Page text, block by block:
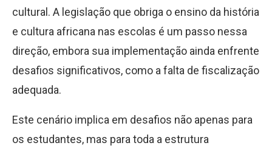
cultural. A legislação que obriga o ensino da história
e cultura africana nas escolas é um passo nessa
direção, embora sua implementação ainda enfrente
desafios significativos, como a falta de fiscalização
adequada.
Este cenário implica em desafios não apenas para
os estudantes, mas para toda a estrutura